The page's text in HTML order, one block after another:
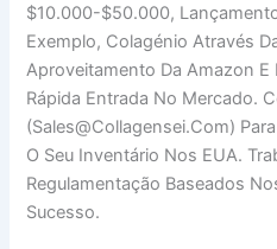
$10.000-$50.000,
Exemplo, Colagénio Através
Aproveitamento Da Amazon E
Rápida Entrada No Mercado.
(sales@collagensei.com)
O Seu Inventário Nos EUA.
Regulamentação Baseados
Sucesso.